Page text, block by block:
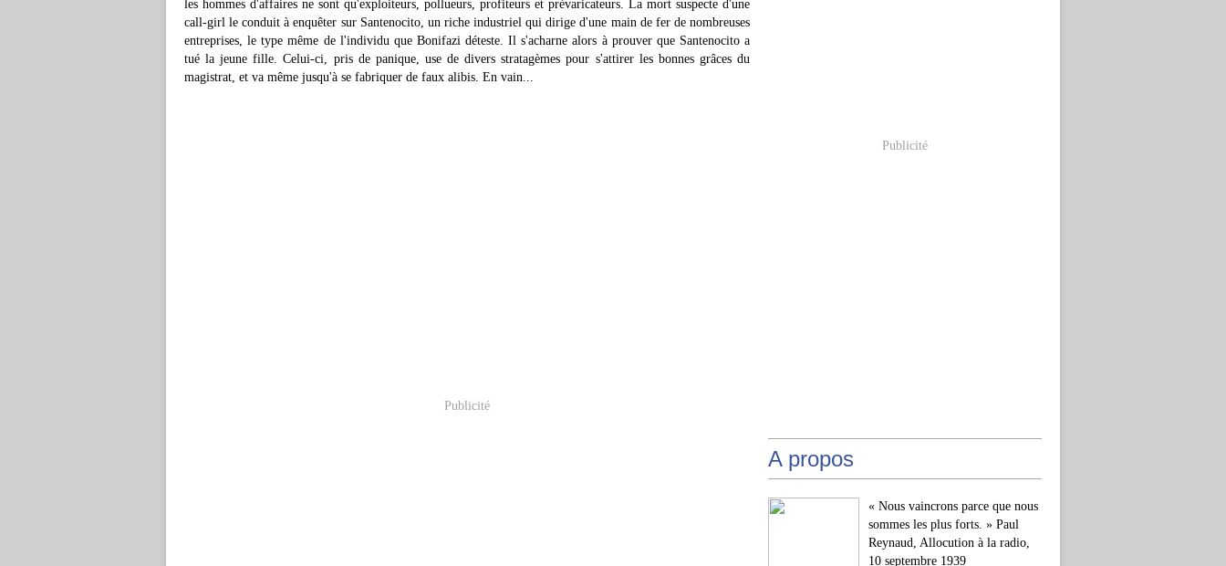
les hommes d'affaires ne sont qu'exploiteurs, pollueurs, profiteurs et prévaricateurs. La mort suspecte d'une
call-girl le conduit à enquêter sur Santenocito, un riche industriel qui dirige d'une main de fer de nombreuses
entreprises, le type même de l'individu que Bonifazi déteste. Il s'acharne alors à prouver que Santenocito a
tué la jeune fille. Celui-ci, pris de panique, use de divers stratagèmes pour s'attirer les bonnes grâces du
magistrat, et va même jusqu'à se fabriquer de faux alibis. En vain...
Publicité
Publicité
A propos
« Nous vaincrons parce que nous
sommes les plus forts. » Paul
Reynaud, Allocution à la radio,
10 septembre 1939